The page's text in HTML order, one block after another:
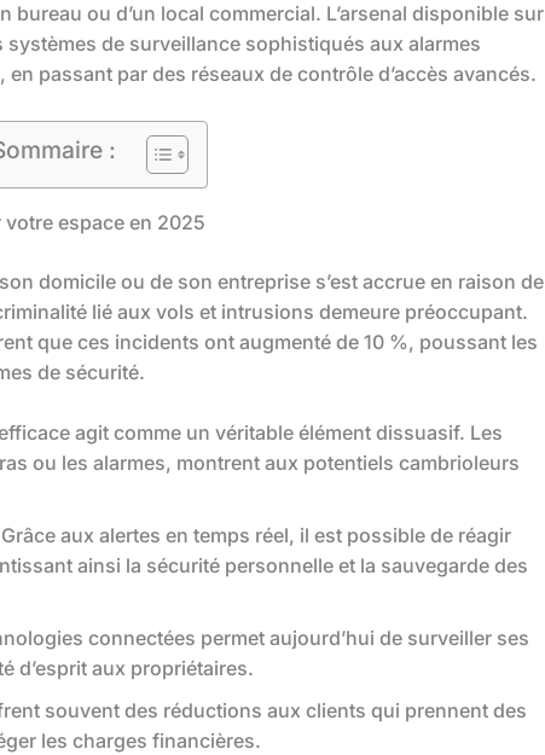
bureau ou d’un local commercial. L’arsenal disponible sur
de surveillance sophistiqués aux alarmes
passant par des réseaux de contrôle d’accès avancés.
:
espace en 2025
domicile ou de son entreprise s’est accrue en raison de
lié aux vols et intrusions demeure préoccupant.
que ces incidents ont augmenté de 10 %, poussant les
de sécurité.
agit comme un véritable élément dissuasif. Les
ou les alarmes, montrent aux potentiels cambrioleurs
aux alertes en temps réel, il est possible de réagir
ainsi la sécurité personnelle et la sauvegarde des
connectées permet aujourd’hui de surveiller ses
d’esprit aux propriétaires.
souvent des réductions aux clients qui prennent des
les charges financières.